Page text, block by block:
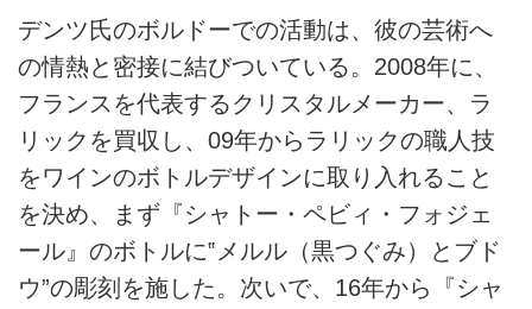
デンツ氏のボルドーでの活動は、彼の芸術へ
の情熱と密接に結びついている。2008年に、
フランスを代表するクリスタルメーカー、ラ
リックを買収し、09年からラリックの職人技
をワインのボトルデザインに取り入れること
を決め、まず『シャトー・ペビィ・フォジェ
ール』のボトルに‟メルル（黒つぐみ）とブド
ウ”の彫刻を施した。次いで、16年から『シャ